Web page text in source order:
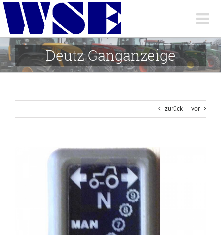
Skip
content
Deutz Ganganzeige
zurück vor